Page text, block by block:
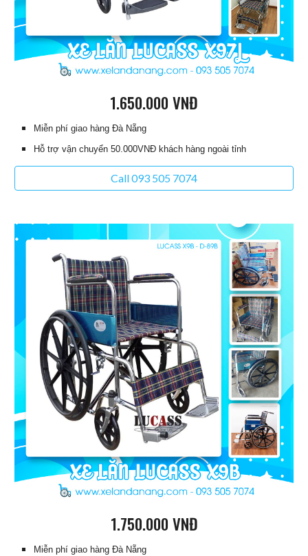
1.650.000 VNĐ
Miễn phí giao hàng Đà Nẵng
Hỗ trợ vận chuyển 50.000VNĐ khách hàng ngoài tỉnh
Call 093 505 7074
1.750.000 VNĐ
Miễn phí giao hàng Đà Nẵng